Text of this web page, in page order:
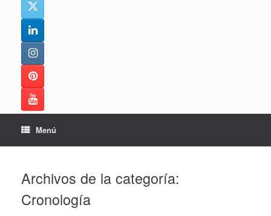
Menú
Archivos de la categoría:
Cronología